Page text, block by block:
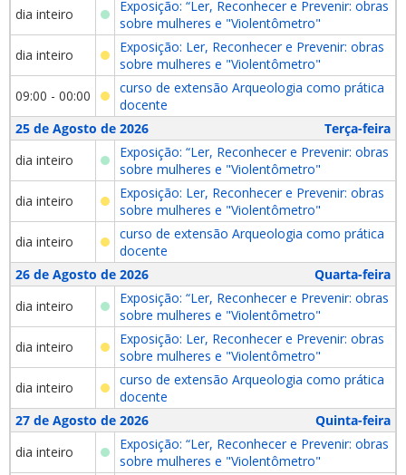
dia inteiro
Exposição: “Ler, Reconhecer e Prevenir: obras
sobre mulheres e "Violentômetro"
dia inteiro
Exposição: Ler, Reconhecer e Prevenir: obras
sobre mulheres e "Violentômetro"
09:00 - 00:00
curso de extensão Arqueologia como prática
docente
25 de Agosto de 2026
Terça-feira
dia inteiro
Exposição: “Ler, Reconhecer e Prevenir: obras
sobre mulheres e "Violentômetro"
dia inteiro
Exposição: Ler, Reconhecer e Prevenir: obras
sobre mulheres e "Violentômetro"
dia inteiro
curso de extensão Arqueologia como prática
docente
26 de Agosto de 2026
Quarta-feira
dia inteiro
Exposição: “Ler, Reconhecer e Prevenir: obras
sobre mulheres e "Violentômetro"
dia inteiro
Exposição: Ler, Reconhecer e Prevenir: obras
sobre mulheres e "Violentômetro"
dia inteiro
curso de extensão Arqueologia como prática
docente
27 de Agosto de 2026
Quinta-feira
dia inteiro
Exposição: “Ler, Reconhecer e Prevenir: obras
sobre mulheres e "Violentômetro"